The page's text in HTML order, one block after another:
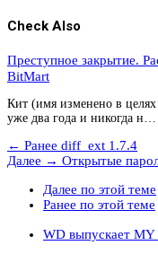
Check Also
Преступное закрытие.
BitMart
Кит (имя изменено в
уже два года и никогда н…
← Ранее diff_ext 1.7.4
Далее → Открытые
Далее по этой теме
Ранее по этой теме
WD выпускает